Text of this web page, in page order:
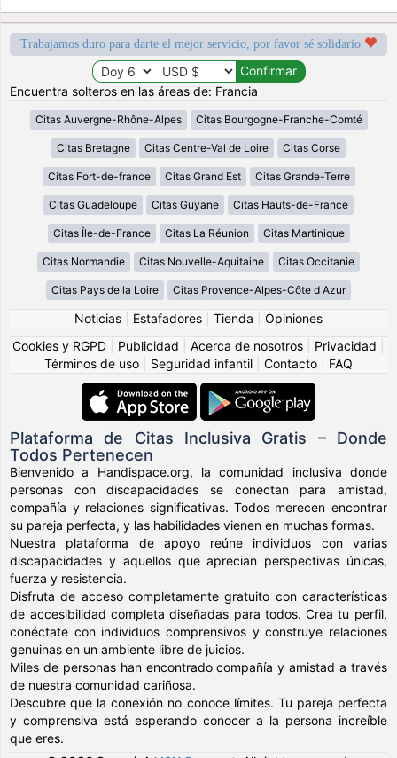
Trabajamos duro para darte el mejor servicio, por favor sé solidario
Encuentra solteros en las áreas de: Francia
Citas Auvergne-Rhône-Alpes Citas Bourgogne-Franche-Comté
Citas Bretagne Citas Centre-Val de Loire Citas Corse
Citas Fort-de-france Citas Grand Est Citas Grande-Terre
Citas Guadeloupe Citas Guyane Citas Hauts-de-France
Citas Île-de-France Citas La Réunion Citas Martinique
Citas Normandie Citas Nouvelle-Aquitaine Citas Occitanie
Citas Pays de la Loire Citas Provence-Alpes-Côte d Azur
Noticias Estafadores Tienda
Opiniones
Cookies y RGPD
Publicidad Acerca de nosotros Privacidad
Términos de uso
Seguridad infantil Contacto FAQ
Plataforma de Citas Inclusiva Gratis – Donde
Todos Pertenecen
Bienvenido a Handispace.org, la comunidad inclusiva donde
personas con discapacidades se conectan para amistad,
compañía y relaciones significativas. Todos merecen encontrar
su pareja perfecta, y las habilidades vienen en muchas formas.
Nuestra plataforma de apoyo reúne individuos con varias
discapacidades y aquellos que aprecian perspectivas únicas,
fuerza y resistencia.
Disfruta de acceso completamente gratuito con características
de accesibilidad completa diseñadas para todos. Crea tu perfil,
conéctate con individuos comprensivos y construye relaciones
genuinas en un ambiente libre de juicios.
Miles de personas han encontrado compañía y amistad a través
de nuestra comunidad cariñosa.
Descubre que la conexión no conoce límites. Tu pareja perfecta
y comprensiva está esperando conocer a la persona increíble
que eres.